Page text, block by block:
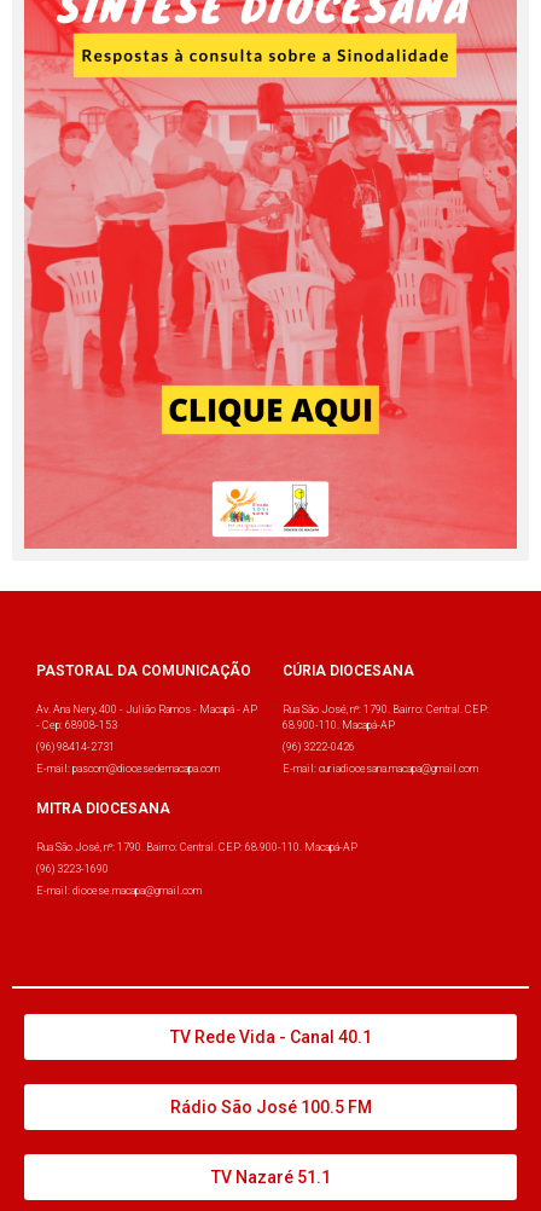
PASTORAL DA COMUNICAÇÃO
Av. Ana Nery, 400 - Julião Ramos - Macapá - AP
- Cep: 68908-153
(96) 98414-2731
E-mail: pascom@diocesedemacapa.com
CÚRIA DIOCESANA
Rua São José, nº: 1790. Bairro: Central. CEP:
68.900-110. Macapá-AP
(96) 3222-0426
E-mail: curiadiocesana.macapa@gmail.com
MITRA DIOCESANA
Rua São José, nº: 1790. Bairro: Central. CEP: 68.900-110. Macapá-AP
(96) 3223-1690
E-mail: diocese.macapa@gmail.com
TV Rede Vida - Canal 40.1
Rádio São José 100.5 FM
TV Nazaré 51.1